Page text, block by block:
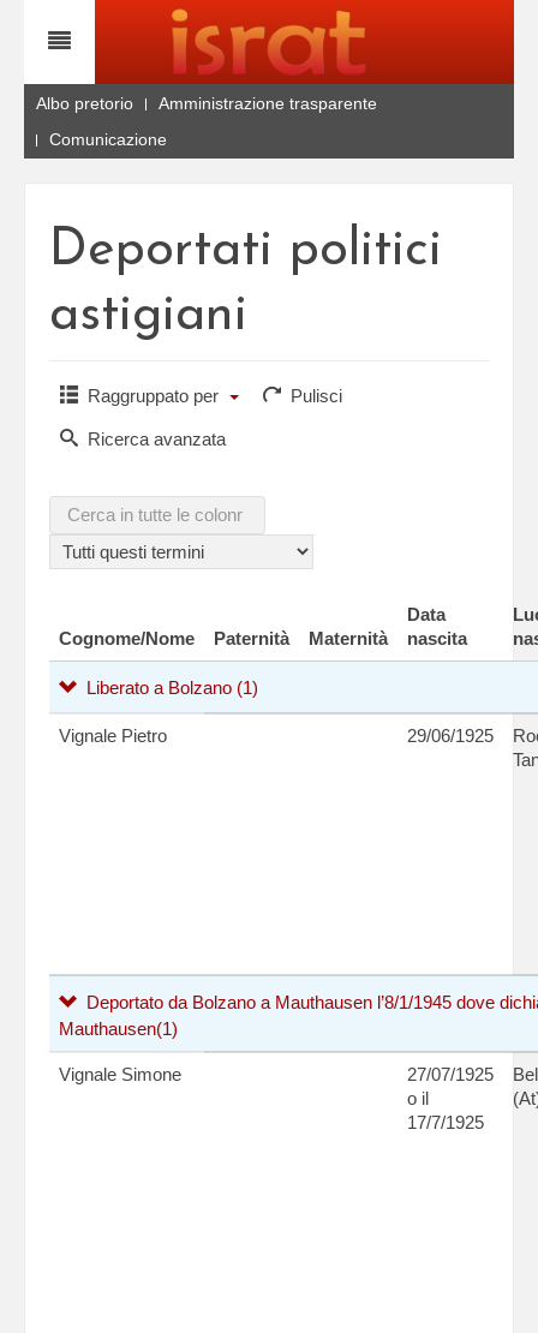
Albo pretorio
Amministrazione trasparente
Comunicazione
Deportati politici
astigiani
Raggruppato per Pulisci
Ricerca avanzata
Cognome/Nome Paternità Maternità
Data
nascita
Liberato a Bolzano (1)
Vignale Pietro 29/06/1925
Deportato da Bolzano a Mauthausen l’8/1/1945 dove
Mauthausen(1)
Vignale Simone
27/07/1925
o il
17/7/1925